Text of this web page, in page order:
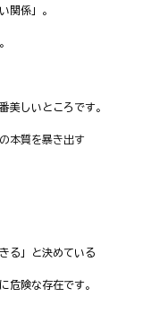
関係」。
美しいところです。
本質を暴き出す
る」と決めている
危険な存在です。